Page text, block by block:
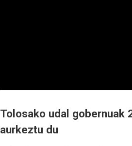
Tolosako udal gobernuak
aurkeztu du